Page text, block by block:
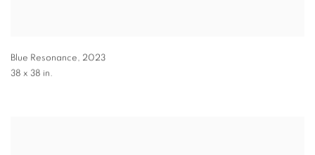
Blue Resonance, 2023
38 x 38 in.